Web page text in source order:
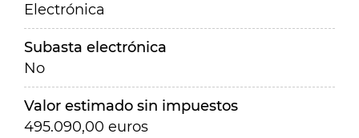
Electrónica
Subasta electrónica
No
Valor estimado sin impuestos
495.090,00 euros